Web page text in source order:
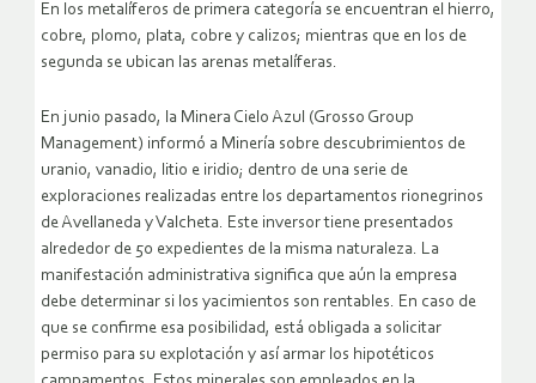
En los metalíferos de primera categoría se encuentran el hierro,
cobre, plomo, plata, cobre y calizos; mientras que en los de
segunda se ubican las arenas metalíferas.
En junio pasado, la Minera Cielo Azul (Grosso Group
Management) informó a Minería sobre descubrimientos de
uranio, vanadio, litio e iridio; dentro de una serie de
exploraciones realizadas entre los departamentos rionegrinos
de Avellaneda y Valcheta. Este inversor tiene presentados
alrededor de 50 expedientes de la misma naturaleza. La
manifestación administrativa significa que aún la empresa
debe determinar si los yacimientos son rentables. En caso de
que se confirme esa posibilidad, está obligada a solicitar
permiso para su explotación y así armar los hipotéticos